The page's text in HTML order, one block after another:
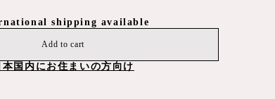
shipping available
Add to cart
本国内にお住まいの方向け